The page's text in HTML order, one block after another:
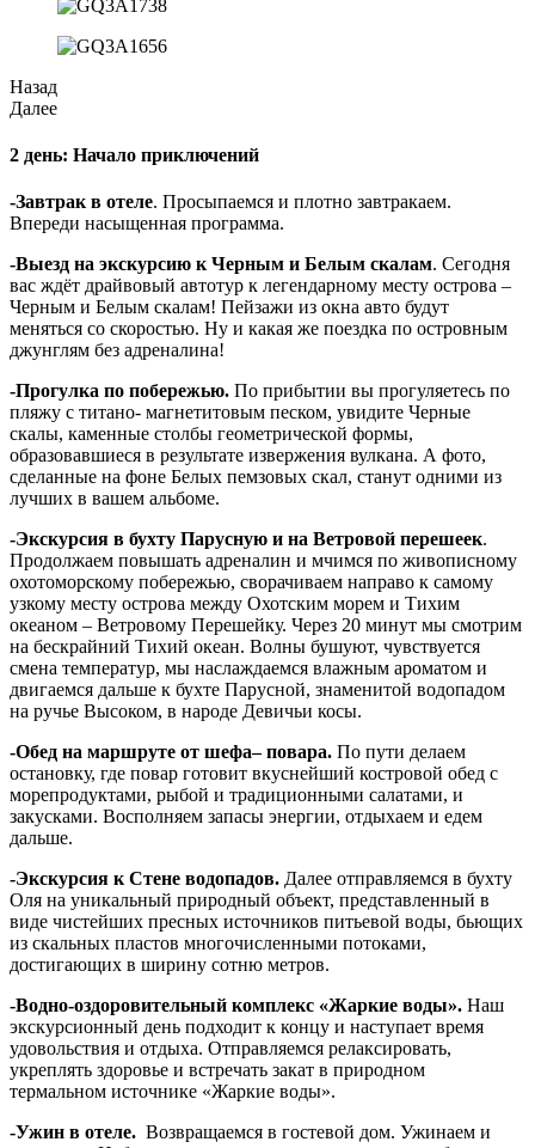
Назад
Далее
2 день: Начало приключений
-Завтрак в отеле. Просыпаемся и плотно завтракаем.
Впереди насыщенная программа.
-Выезд на экскурсию к Черным и Белым скалам. Сегодня
вас ждёт драйвовый автотур к легендарному месту острова –
Черным и Белым скалам! Пейзажи из окна авто будут
меняться со скоростью. Ну и какая же поездка по островным
джунглям без адреналина!
-Прогулка по побережью. По прибытии вы прогуляетесь по
пляжу с титано- магнетитовым песком, увидите Черные
скалы, каменные столбы геометрической формы,
образовавшиеся в результате извержения вулкана. А фото,
сделанные на фоне Белых пемзовых скал, станут одними из
лучших в вашем альбоме.
-Экскурсия в бухту Парусную и на Ветровой перешеек.
Продолжаем повышать адреналин и мчимся по живописному
охотоморскому побережью, сворачиваем направо к самому
узкому месту острова между Охотским морем и Тихим
океаном – Ветровому Перешейку. Через 20 минут мы смотрим
на бескрайний Тихий океан. Волны бушуют, чувствуется
смена температур, мы наслаждаемся влажным ароматом и
двигаемся дальше к бухте Парусной, знаменитой водопадом
на ручье Высоком, в народе Девичьи косы.
-Обед на маршруте от шефа– повара. По пути делаем
остановку, где повар готовит вкуснейший костровой обед с
морепродуктами, рыбой и традиционными салатами, и
закусками. Восполняем запасы энергии, отдыхаем и едем
дальше.
-Экскурсия к Стене водопадов. Далее отправляемся в бухту
Оля на уникальный природный объект, представленный в
виде чистейших пресных источников питьевой воды, бьющих
из скальных пластов многочисленными потоками,
достигающих в ширину сотню метров.
-Водно-оздоровительный комплекс «Жаркие воды». Наш
экскурсионный день подходит к концу и наступает время
удовольствия и отдыха. Отправляемся релаксировать,
укреплять здоровье и встречать закат в природном
термальном источнике «Жаркие воды».
-Ужин в отеле. Возвращаемся в гостевой дом. Ужинаем и